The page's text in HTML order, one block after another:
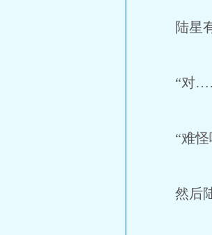
陆星有
“对……”
“难怪啊
然后陆